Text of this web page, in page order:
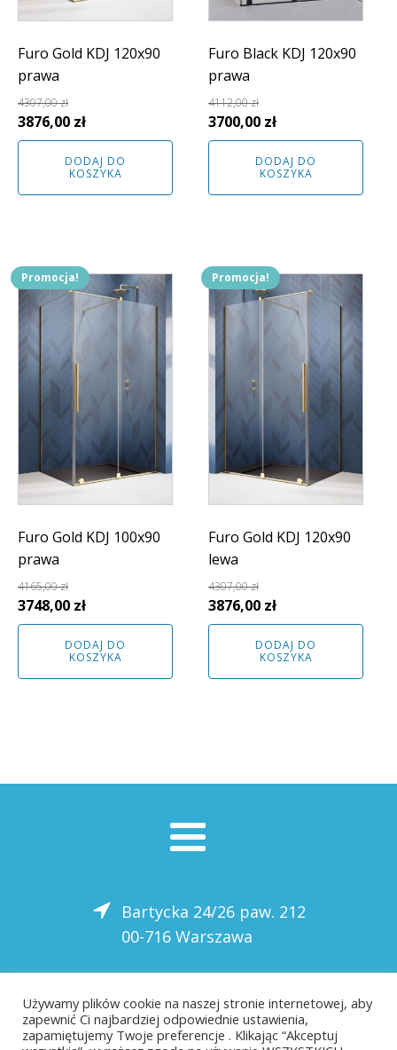
Furo Gold KDJ 120x90
prawa
4307,00zł
Pierwotna
cena
wynosiła:
4307,00 zł.
3876,00 złAktualna
cena
wynosi:
DODAJ DO
KOSZYKA
Furo Black KDJ 120x90
prawa
4112,00zł
Pierwotna
cena
wynosiła:
4112,00 zł.
3700,00 złAktualna
cena
wynosi:
DODAJ DO
KOSZYKA
Promocja!
Furo Gold KDJ 100x90
prawa
4165,00zł
Pierwotna
cena
wynosiła:
4165,00 zł.
3748,00 złAktualna
cena
wynosi:
DODAJ DO
KOSZYKA
Promocja!
Furo Gold KDJ 120x90
lewa
4307,00zł
Pierwotna
cena
wynosiła:
4307,00 zł.
3876,00 złAktualna
cena
wynosi:
DODAJ DO
KOSZYKA
Bartycka 24/26 paw. 212
00-716 Warszawa
22 559-10-50
biuro@saloni.pl
Używamy plików cookie na naszej stronie internetowej, aby
zapewnić Ci najbardziej odpowiednie ustawienia,
zapamiętujemy Twoje preferencje . Klikając “Akceptuj